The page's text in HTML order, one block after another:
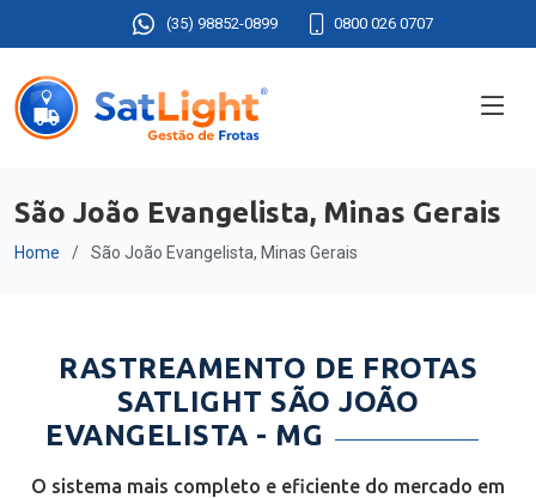
(35) 98852-0899 0800 026 0707
São João Evangelista, Minas Gerais
Home São João Evangelista, Minas Gerais
RASTREAMENTO DE FROTAS
SATLIGHT SÃO JOÃO
EVANGELISTA - MG
O sistema mais completo e eficiente do mercado em